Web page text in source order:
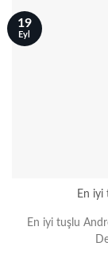
En iyi
En iyi tuşlu
19
Eyl